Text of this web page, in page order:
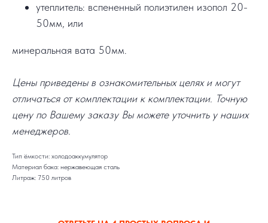
утеплитель: вспененный полиэтилен изопол 20-
50мм, или
минеральная вата 50мм.
Цены приведены в ознакомительных целях и могут
отличаться от комплектации к комплектации. Точную
цену по Вашему заказу Вы можете уточнить у наших
менеджеров.
Тип ёмкости: холодоаккумулятор
Материал бака: нержавеющая сталь
Литраж: 750 литров